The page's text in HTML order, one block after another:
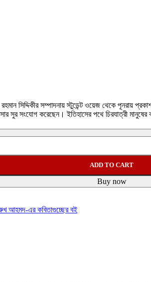
সিদ্দিকীর সম্পাদনায় স্টুডেন্ট ওয়েজ থেকে পূনরায়
সংযোগ করেছেন। ইতিহাসের পথে চিরযাত্রী
ADD TO CART
Buy now
আহমদ-এর কবিতাগুচ্ছের বই